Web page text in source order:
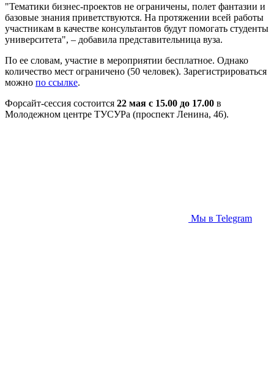
"Тематики бизнес-проектов не ограничены, полет фантазии и
базовые знания приветствуются. На протяжении всей работы
участникам в качестве консультантов будут помогать студенты
университета", – добавила представительница вуза.
По ее словам, участие в мероприятии бесплатное. Однако
количество мест ограничено (50 человек). Зарегистрироваться
можно по ссылке.
Форсайт-сессия состоится 22 мая с 15.00 до 17.00 в
Молодежном центре ТУСУРа (проспект Ленина, 46).
Мы в Telegram